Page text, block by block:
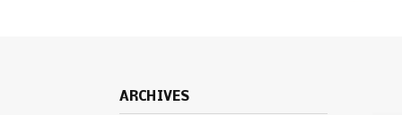
ARCHIVES